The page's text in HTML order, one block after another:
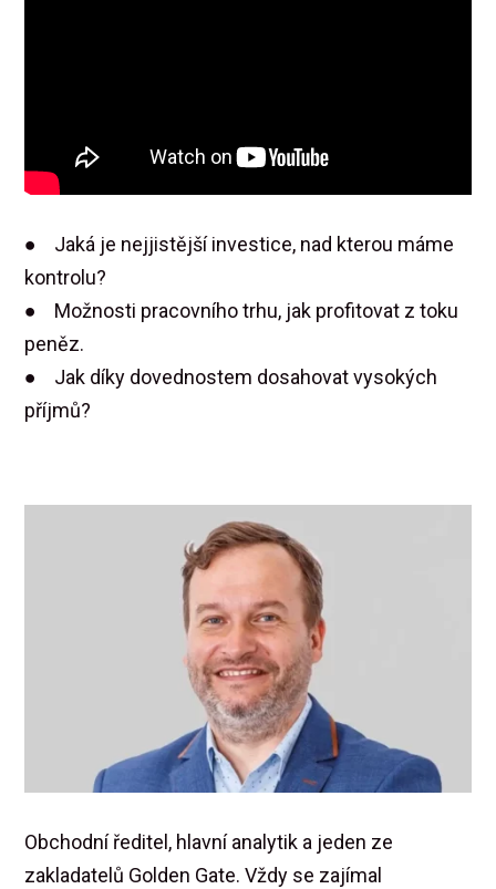
● Jaká je nejjistější investice, nad kterou máme
kontrolu?
● Možnosti pracovního trhu, jak profitovat z toku
peněz.
● Jak díky dovednostem dosahovat vysokých
příjmů?
Obchodní ředitel, hlavní analytik a jeden ze
zakladatelů Golden Gate. Vždy se zajímal